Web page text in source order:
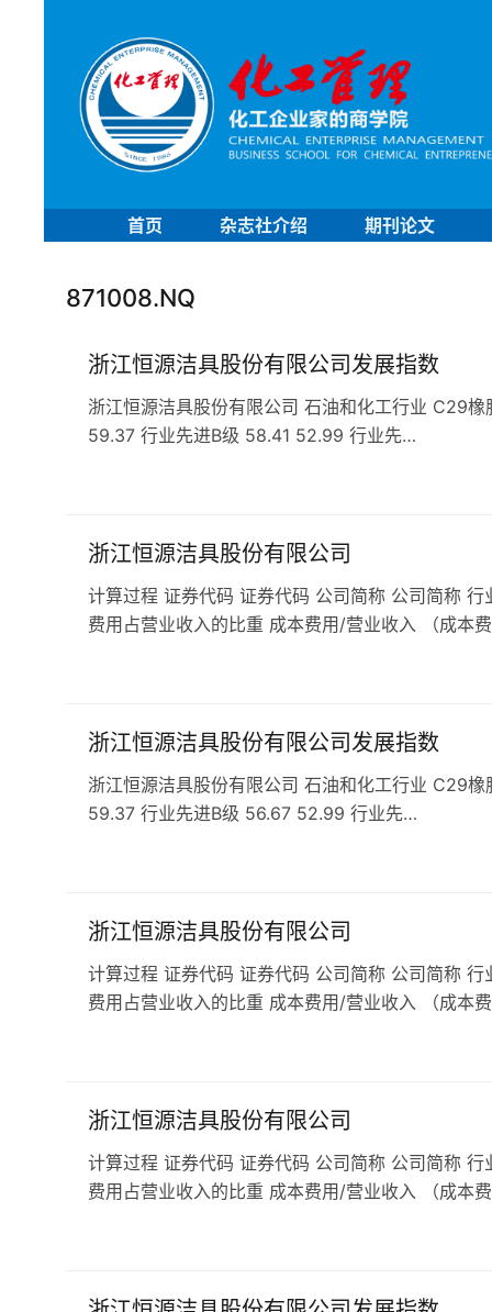
首页 杂志社介绍 期刊论文
871008.NQ
浙江恒源洁具股份有限公司发展指数
浙江恒源洁具股份有限公司 石油和化工行业 C29
59.37 行业先进B级 58.41 52.99 行业先…
浙江恒源洁具股份有限公司
计算过程 证券代码 证券代码 公司简称 公司简称
费用占营业收入的比重 成本费用/营业收入 （成本
浙江恒源洁具股份有限公司发展指数
浙江恒源洁具股份有限公司 石油和化工行业 C29
59.37 行业先进B级 56.67 52.99 行业先…
浙江恒源洁具股份有限公司
计算过程 证券代码 证券代码 公司简称 公司简称
费用占营业收入的比重 成本费用/营业收入 （成本
浙江恒源洁具股份有限公司
计算过程 证券代码 证券代码 公司简称 公司简称
费用占营业收入的比重 成本费用/营业收入 （成本